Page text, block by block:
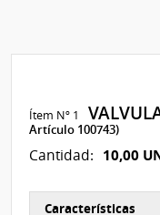
Ítem Nº 1
Artículo 100743)
Cantidad: 10,00
Características